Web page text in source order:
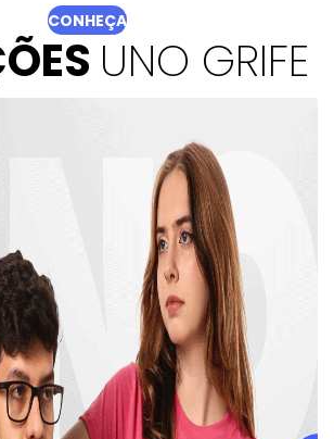
CONHEÇA
UNO GRIFE